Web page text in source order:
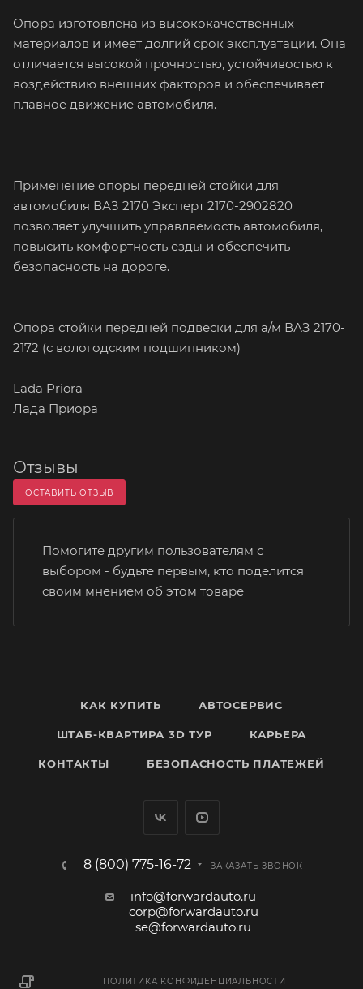
Опора изготовлена из высококачественных
материалов и имеет долгий срок эксплуатации. Она
отличается высокой прочностью, устойчивостью к
воздействию внешних факторов и обеспечивает
плавное движение автомобиля.
Применение опоры передней стойки для
автомобиля ВАЗ 2170 Эксперт 2170-2902820
позволяет улучшить управляемость автомобиля,
повысить комфортность езды и обеспечить
безопасность на дороге.
Опора стойки передней подвески для а/м ВАЗ 2170-
2172 (с вологодским подшипником)
Lada Priora
Лада Приора
Отзывы
ОСТАВИТЬ ОТЗЫВ
Помогите другим пользователям с
выбором - будьте первым, кто поделится
своим мнением об этом товаре
КАК КУПИТЬ АВТОСЕРВИС
ШТАБ-КВАРТИРА 3D ТУР КАРЬЕРА
КОНТАКТЫ БЕЗОПАСНОСТЬ ПЛАТЕЖЕЙ
8 (800) 775-16-72 ЗАКАЗАТЬ ЗВОНОК
info@forwardauto.ru
corp@forwardauto.ru
se@forwardauto.ru
ПОЛИТИКА КОНФИДЕНЦИАЛЬНОСТИ